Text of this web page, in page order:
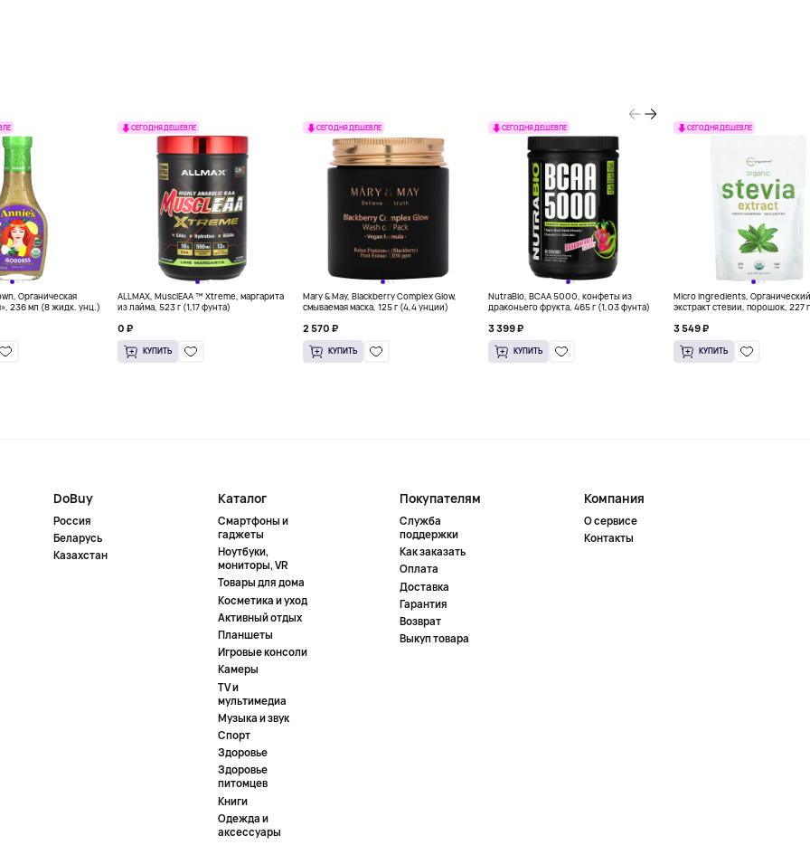
Органическая
236 мл (8 жидк. унц.)
СЕГОДНЯ ДЕШЕВЛЕ
ALLMAX, MusclEAA ™ Xtreme, маргарита
из лайма, 523 г (1,17 фунта)
0 ₽
КУПИТЬ
СЕГОДНЯ ДЕШЕВЛЕ
Mary & May, Blackberry Complex Glow,
смываемая маска, 125 г (4,4 унции)
2 570 ₽
КУПИТЬ
СЕГОДНЯ ДЕШЕВЛЕ
NutraBio, BCAA 5000, конфеты из
драконьего фрукта, 465 г (1,03 фунта)
3 399 ₽
КУПИТЬ
СЕГОДНЯ ДЕШЕВЛЕ
Micro Ingredients, Органический
экстракт стевии, порошок, 227
3 549 ₽
КУПИТЬ
DoBuy
Россия
Беларусь
Казахстан
Каталог
Смартфоны и
гаджеты
Ноутбуки,
мониторы, VR
Товары для дома
Косметика и уход
Активный отдых
Планшеты
Игровые консоли
Камеры
TV и
мультимедиа
Музыка и звук
Спорт
Здоровье
Здоровье
питомцев
Книги
Одежда и
аксессуары
Покупателям
Служба
поддержки
Как заказать
Оплата
Доставка
Гарантия
Возврат
Выкуп товара
Компания
О сервисе
Контакты